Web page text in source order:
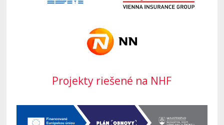
Projekty riešené na NHF